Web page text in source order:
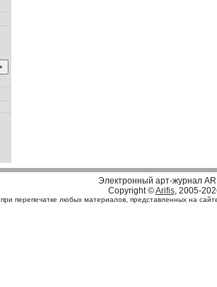
Электронный арт-журнал
Copyright ©Arifis, 2005-
при перепечатке любых материалов, представленных на